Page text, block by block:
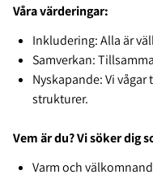
Våra värderingar:
Inkludering: Alla är
Samverkan:
Nyskapande: Vi
strukturer.
Vem är du? Vi söker dig
Varm och